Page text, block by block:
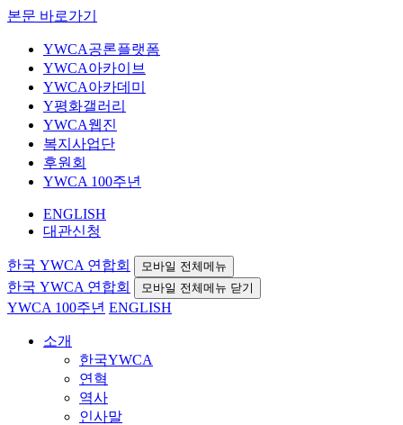
본문 바로가기
YWCA공론플랫폼
YWCA아카이브
YWCA아카데미
Y평화갤러리
YWCA웹진
복지사업단
후원회
YWCA 100주년
ENGLISH
대관신청
한국 YWCA 연합회 모바일 전체메뉴
한국 YWCA 연합회 모바일 전체메뉴 닫기
YWCA 100주년 ENGLISH
소개
한국YWCA
연혁
역사
인사말